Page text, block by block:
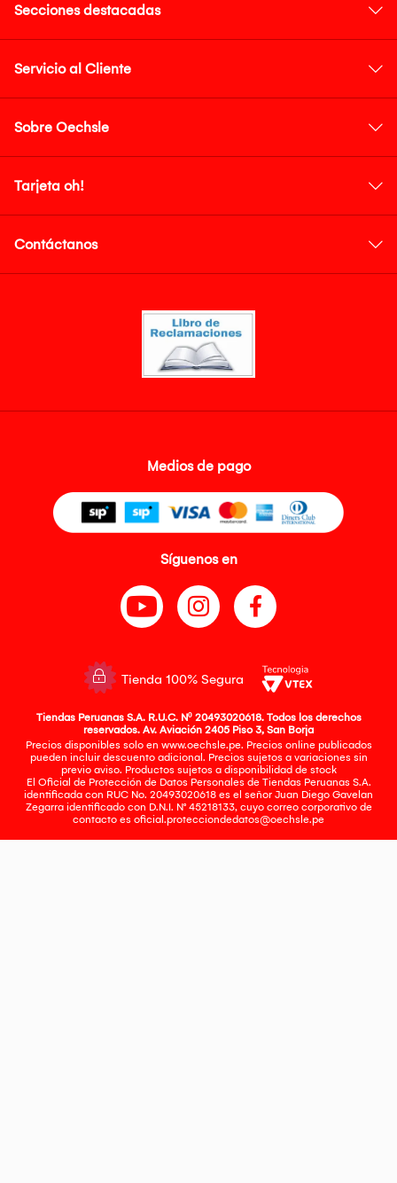
Secciones destacadas
Servicio al Cliente
Sobre Oechsle
Tarjeta oh!
Contáctanos
Medios de pago
Síguenos en
Tienda 100% Segura
Tiendas Peruanas S.A. R.U.C. Nº 20493020618. Todos los derechos
reservados. Av. Aviación 2405 Piso 3, San Borja
Precios disponibles solo en www.oechsle.pe. Precios online publicados
pueden incluir descuento adicional. Precios sujetos a variaciones sin
previo aviso. Productos sujetos a disponibilidad de stock
El Oficial de Protección de Datos Personales de Tiendas Peruanas S.A.
identificada con RUC No. 20493020618 es el señor Juan Diego Gavelan
Zegarra identificado con D.N.I. N° 45218133, cuyo correo corporativo de
contacto es oficial.protecciondedatos@oechsle.pe